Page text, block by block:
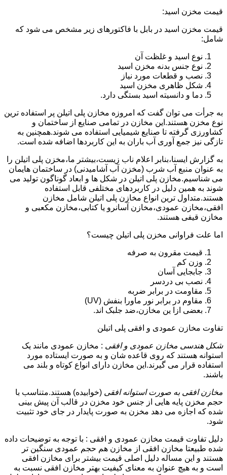
قیمت مخزن اسید:
قیمت مخزن اسید در بابل با فاکتورهای زیر مشخص می شود که
شامل:
نوع اسید و غلظت آن
نوع جنس بدنه مخزن اسید
نصب و قطعات مورد نیاز
شکل ظاهری مخزن اسید
دما و دانسیته اسید بستگی دارد.
به جرأت می توان گفت که امروزه مخازن پلی اتیلن پر استفاده ترین
نوع مخزن هستند.این مخازن در تمامی صنایع از ساختمان و
کشاورزی گرفته تا صنایع شیمیایی استفاده می شوند.همچنین به
تازگی نیز جمع آوری آب باران به این کاربردها اضافه شده است.
به گزارش ایسنا،بنابر اعلام ناب زیست،بیشتر ما،مخزن پلی اتیلن را
به عنوان منبع آب شرب (مخزن آب آشامیدنی) در ساختمان هایمان
می شناسیم.مخازن پلی اتیلن در شکل ها و ابعاد گوناگون تولید می
شوند به همین دلیل در کاربردهای مختلفی قابل استفاده
هستند.متداول ترین انواع مخازن پلی اتیلن شامل مخازن
افقی،مخازن عمودی،مخازن آسانرو یا کتابی،مخازن مکعبی و
مخازن قیفی هستند.
اما علت فراوانی مخزن پلی اتیلن چیست؟
قیمت مقرون به صرفه
وزن کم
جابجایی آسان
نصب بی دردسر
مقاومت در برابر ضربه
مقاوم در برابر نور ماورا بنفش (UV)
بعضی ازا ین مخازن،ضد جلبک اند.
تفاوت مخازن عمودی و افقی پلی اتیلن
شکل هندسی مخازن عمودی و افقی : مخازن عمودی مانند یک
استوانه هستند که روی قاعده شان و به صورت ایستاده مورد
استفاده قرار می گیرند.این مخازن دارای انواع کوتاه و بلند می
باشند.
مخازن افقی به صورت استوانه افقی (خوابیده) هستند.متناسب با
حجم مخزن پایه هایی از جنس خود مخزن در قالب آن پیش بینی
شده که اجازه می دهد مخزن به صورت پایدار در جای خود تثبیت
شود.
دلیل تفاوت قیمت مخازن عمودی و افقی : با توجه به توضیحات داده
شده طبیعتا مخازن افقی از مخازن هم حجم عمودی سنگین تر
هستند و این مساله دلیل اصلی قیمت بیشتر برای مخازن افقی
است و به هیچ عنوان به معنای کیفیت بهتر مخازن افقی نسبت به